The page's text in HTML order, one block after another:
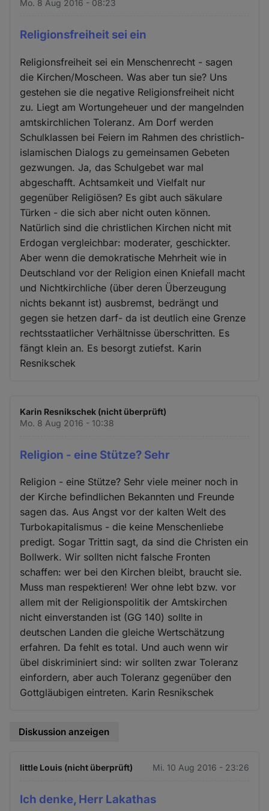
Mo. 8 Aug 2016 - 08:23
Religionsfreiheit sei ein
Religionsfreiheit sei ein Menschenrecht - sagen
die Kirchen/Moscheen. Was aber tun sie? Uns
gestehen sie die negative Religionsfreiheit nicht
zu. Liegt am Wortungeheuer und der mangelnden
amtskirchlichen Toleranz. Am Dorf werden
Schulklassen bei Feiern im Rahmen des christlich-
islamischen Dialogs zu gemeinsamen Gebeten
gezwungen. Ja, das Schulgebet war mal
abgeschafft. Achtsamkeit und Vielfalt nur
gegenüber Religiösen? Es gibt auch säkulare
Türken - die sich aber nicht outen können.
Natürlich sind die christlichen Kirchen nicht mit
Erdogan vergleichbar: moderater, geschickter.
Aber wenn die demokratische Mehrheit wie in
Deutschland vor der Religion einen Kniefall macht
und Nichtkirchliche (über deren Überzeugung
nichts bekannt ist) ausbremst, bedrängt und
gegen sie hetzen darf- da ist deutlich eine Grenze
rechtsstaatlicher Verhältnisse überschritten. Es
fängt klein an. Es besorgt zutiefst. Karin
Resnikschek
Karin Resnikschek (nicht überprüft)
Mo. 8 Aug 2016 - 10:38
Religion - eine Stütze? Sehr
Religion - eine Stütze? Sehr viele meiner noch in
der Kirche befindlichen Bekannten und Freunde
sagen das. Aus Angst vor der kalten Welt des
Turbokapitalismus - die keine Menschenliebe
predigt. Sogar Trittin sagt, da sind die Christen ein
Bollwerk. Wir sollten nicht falsche Fronten
schaffen: wer bei den Kirchen bleibt, braucht sie.
Muss man respektieren! Wer ohne lebt bzw. vor
allem mit der Religionspolitik der Amtskirchen
nicht einverstanden ist (GG 140) sollte in
deutschen Landen die gleiche Wertschätzung
erfahren. Da fehlt es total. Und auch wenn wir
übel diskriminiert sind: wir sollten zwar Toleranz
einfordern, aber auch Toleranz gegenüber den
Gottgläubigen eintreten. Karin Resnikschek
Diskussion anzeigen
little Louis (nicht überprüft) Mi. 10 Aug 2016 - 23:26
Ich denke, Herr Lakathas